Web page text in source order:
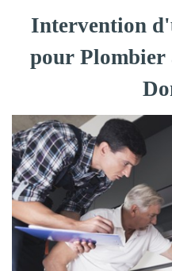
Intervention
pour Plombier